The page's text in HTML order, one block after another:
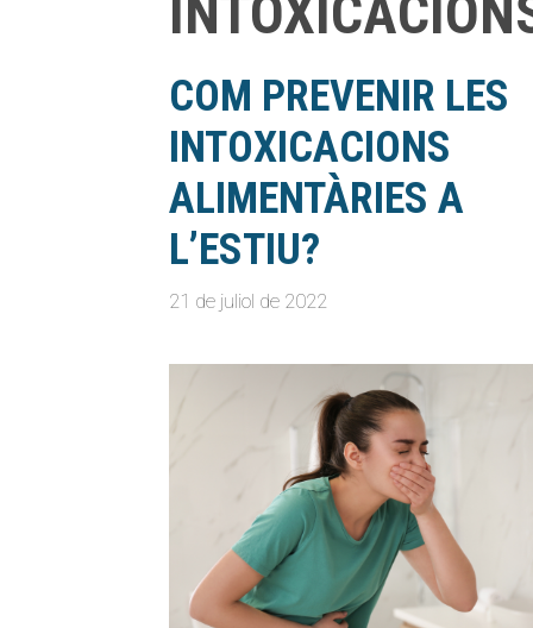
COM PREVENIR LES
INTOXICACIONS
ALIMENTÀRIES A
L’ESTIU?
21 de juliol de 2022